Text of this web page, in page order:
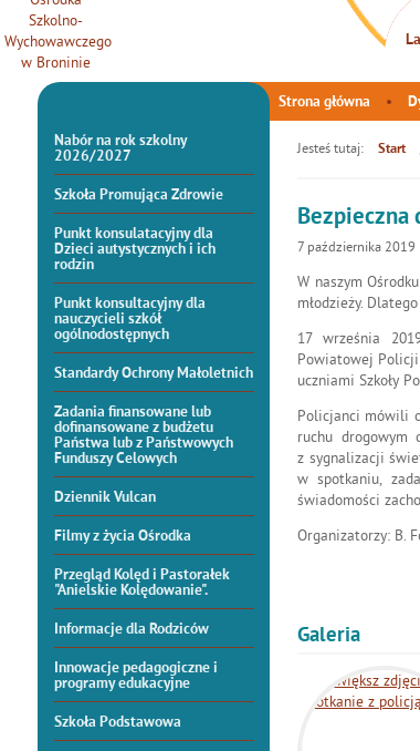
Strona główna
Nabór na rok szkolny
2026/2027
Szkoła Promująca Zdrowie
Punkt konsulatacyjny dla
Dzieci autystycznych i ich
rodzin
Punkt konsultacyjny dla
nauczycieli szkół
ogólnodostępnych
Standardy Ochrony Małoletnich
Zadania finansowane lub
dofinansowane z budżetu
Państwa lub z Państwowych
Funduszy Celowych
Dziennik Vulcan
Filmy z życia Ośrodka
Przegląd Kolęd i Pastorałek
"Anielskie Kolędowanie".
Informacje dla Rodziców
Innowacje pedagogiczne i
programy edukacyjne
Szkoła Podstawowa
Jesteś tutaj: Start
Bezpieczna
7 października 2019
W naszym
młodzieży.
17 września
Powiatowej Policji
uczniami Szkoły
Policjanci mówili
ruchu drogowym
z sygnalizacji
w spotkaniu,
świadomości
Organizatorzy: B.
Galeria